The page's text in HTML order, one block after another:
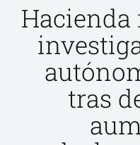
Hacienda
tras